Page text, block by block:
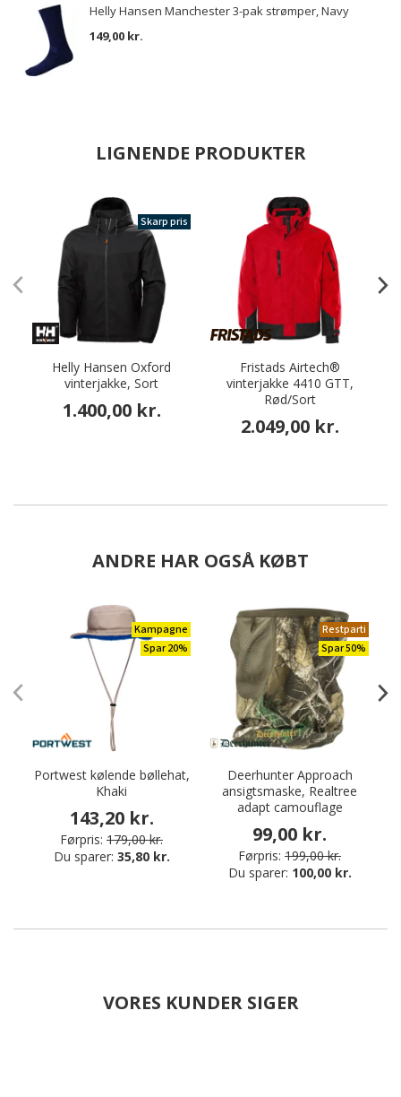
Helly Hansen Manchester 3-pak strømper, Navy
149,00 kr.
LIGNENDE PRODUKTER
Skarp pris
Helly Hansen Oxford
vinterjakke, Sort
1.400,00 kr.
Fristads Airtech®
vinterjakke 4410 GTT,
Rød/Sort
2.049,00 kr.
ANDRE HAR OGSÅ KØBT
Kampagne
Spar 20%
Portwest kølende bøllehat,
Khaki
143,20 kr.
Førpris: 179,00 kr.
Du sparer: 35,80 kr.
Restparti
Spar 50%
Deerhunter Approach
ansigtsmaske, Realtree
adapt camouflage
99,00 kr.
Førpris: 199,00 kr.
Du sparer: 100,00 kr.
VORES KUNDER SIGER